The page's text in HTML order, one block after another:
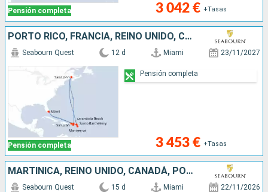
Pensión completa 3 042 € +Tasas
PORTO RICO, FRANCIA, REINO UNIDO, CANADÁ, JOST VAN DYKE, ESTADOS UNIDOS
Pensión completa
Seabourn Quest 12 d Miami 23/11/2027
3 453 € +Tasas
Pensión completa
MARTINICA, REINO UNIDO, CANADÁ, PORTO RICO, JOST VAN DYKE, ESTADOS UNIDOS, GUADALUPE, ANGUILLA
Seabourn Quest 15 d Miami 22/11/2026